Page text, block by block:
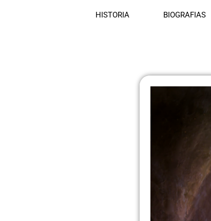
HISTORIA BIOGRAFIAS